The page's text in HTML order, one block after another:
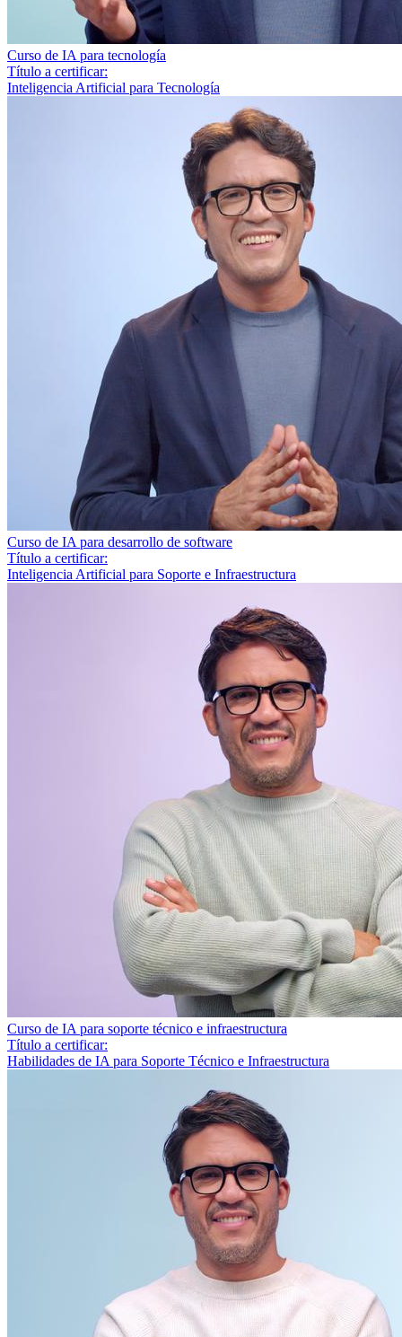
Curso de IA para tecnología
Título a certificar:
Inteligencia Artificial para Tecnología
Curso de IA para desarrollo de software
Título a certificar:
Inteligencia Artificial para Soporte e Infraestructura
Curso de IA para soporte técnico e infraestructura
Título a certificar:
Habilidades de IA para Soporte Técnico e Infraestructura